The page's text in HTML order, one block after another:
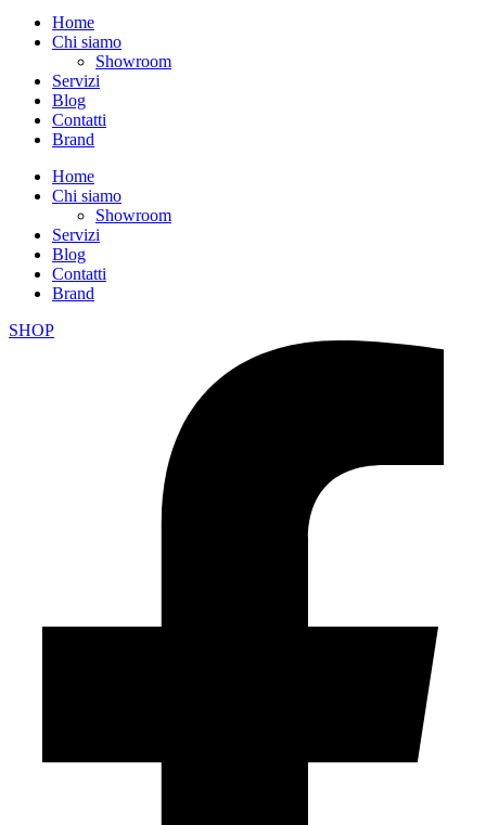
Home
Chi siamo
Showroom
Servizi
Blog
Contatti
Brand
Home
Chi siamo
Showroom
Servizi
Blog
Contatti
Brand
SHOP